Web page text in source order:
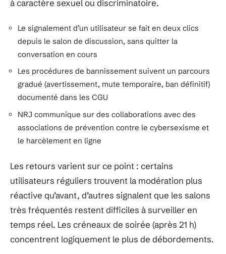
à caractère sexuel ou discriminatoire.
Le signalement d’un utilisateur se fait en deux clics
depuis le salon de discussion, sans quitter la
conversation en cours
Les procédures de bannissement suivent un parcours
gradué (avertissement, mute temporaire, ban définitif)
documenté dans les CGU
NRJ communique sur des collaborations avec des
associations de prévention contre le cybersexisme et
le harcèlement en ligne
Les retours varient sur ce point : certains
utilisateurs réguliers trouvent la modération plus
réactive qu’avant, d’autres signalent que les salons
très fréquentés restent difficiles à surveiller en
temps réel. Les créneaux de soirée (après 21 h)
concentrent logiquement le plus de débordements.